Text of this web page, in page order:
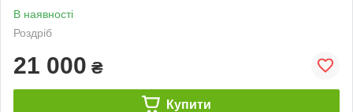
В наявності
Роздріб
21 000 ₴
Купити